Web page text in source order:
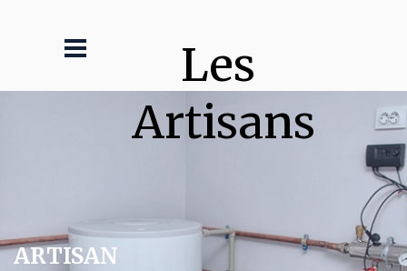
Les
Artisans
ARTISAN